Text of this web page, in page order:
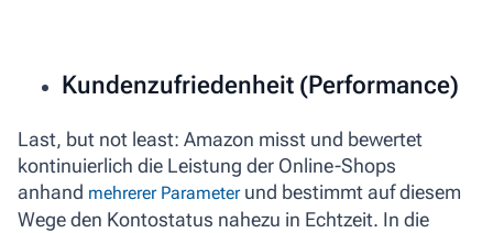
Kundenzufriedenheit (Performance)
Last, but not least: Amazon misst und bewertet
kontinuierlich die Leistung der Online-Shops
anhand mehrerer Parameterund bestimmt auf diesem
Wege den Kontostatus nahezu in Echtzeit. In die